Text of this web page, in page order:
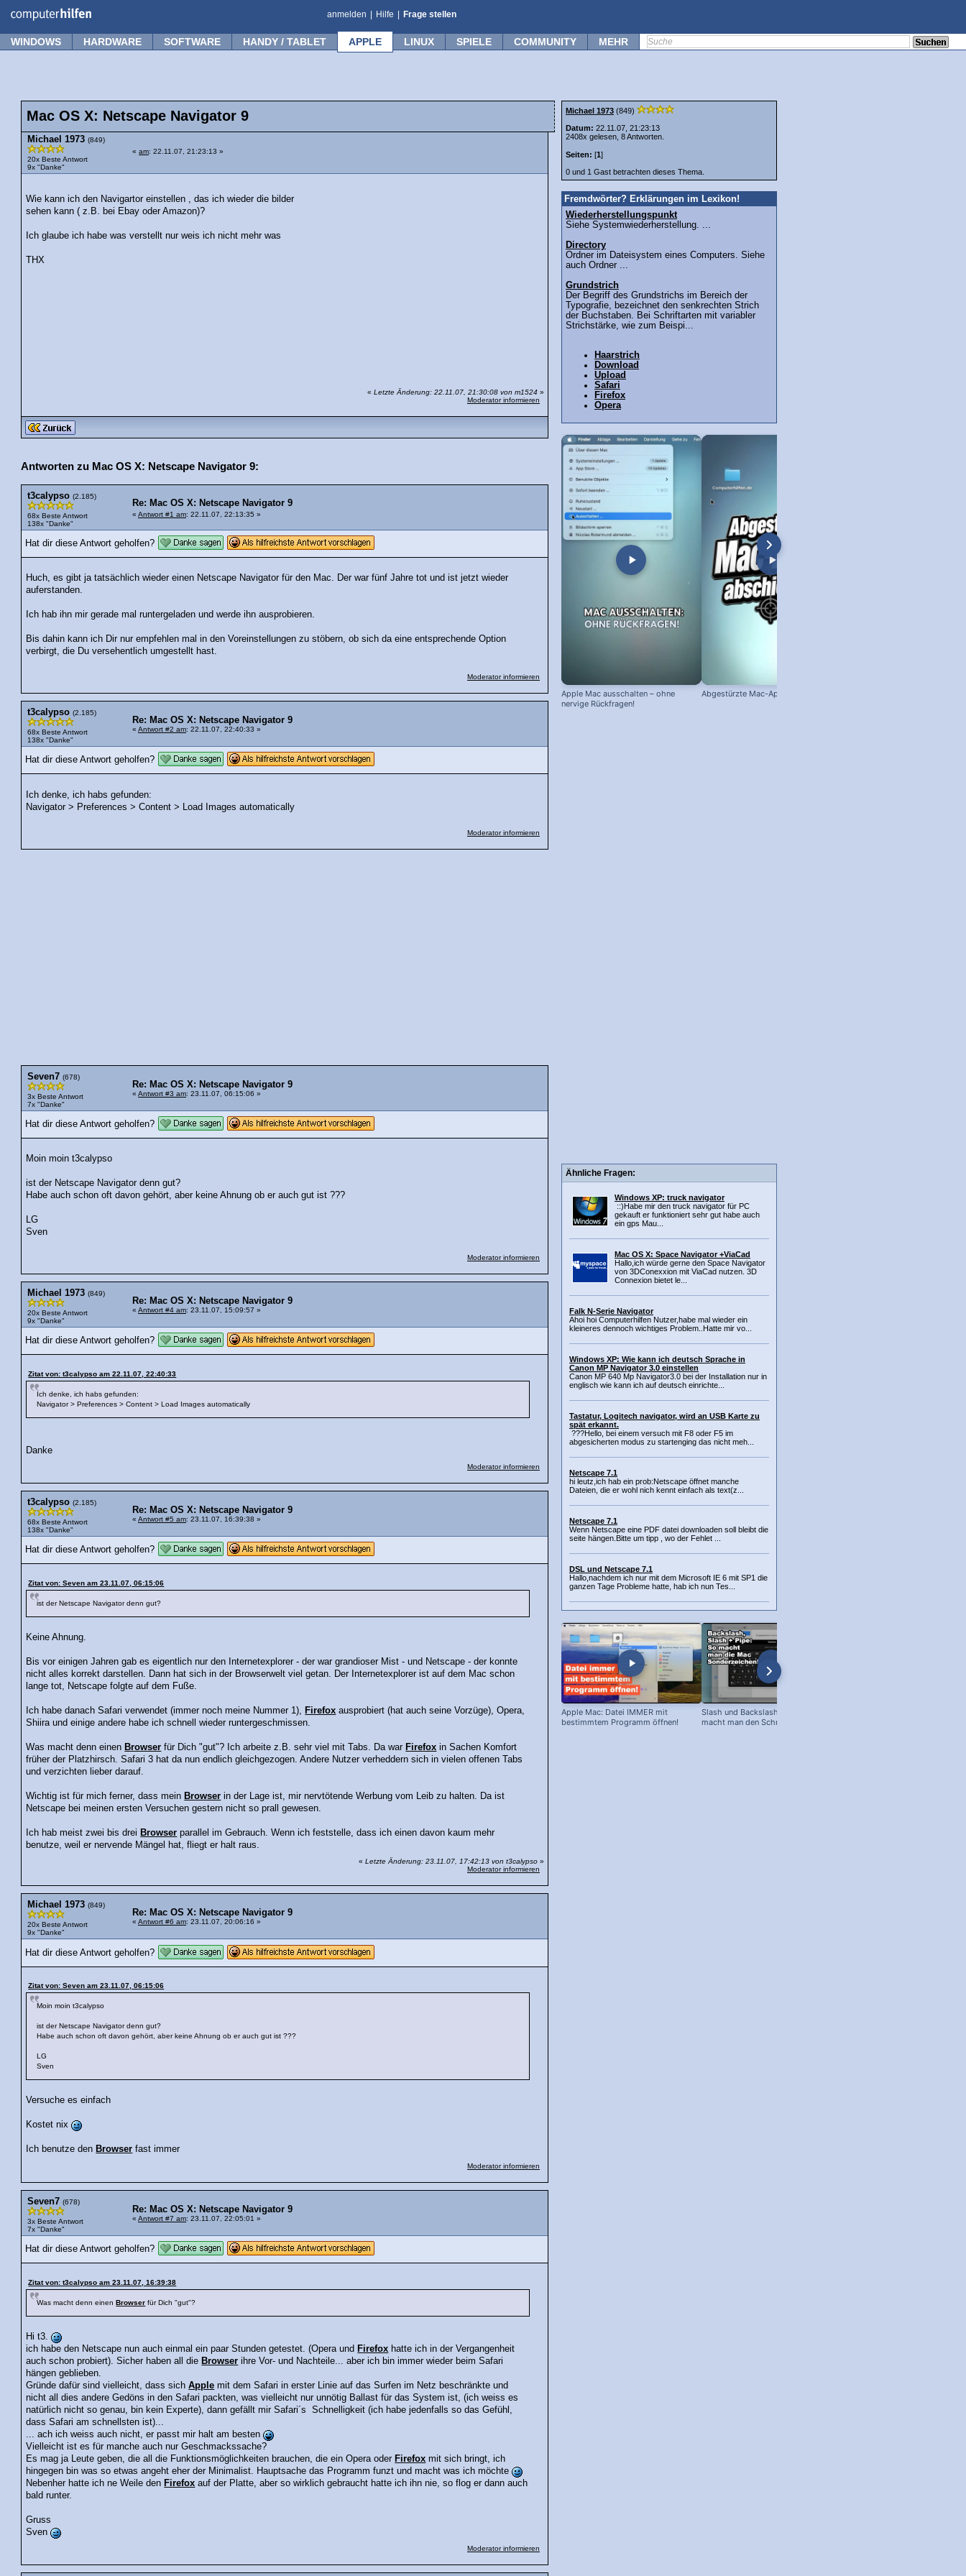
anmelden Hilfe Frage stellen
WINDOWS HARDWARE SOFTWARE HANDY / TABLET APPLE LINUX SPIELE COMMUNITY MEHR
Mac OS X: Netscape Navigator 9
Michael 1973 (849)
20x Beste Antwort
9x "Danke"
« am: 22.11.07, 21:23:13 »
Wie kann ich den Navigartor einstellen , das ich wieder die bilder
sehen kann ( z.B. bei Ebay oder Amazon)?
Ich glaube ich habe was verstellt nur weis ich nicht mehr was
THX
« Letzte Änderung: 22.11.07, 21:30:08 von m1524 »
Moderator informieren
Antworten zu Mac OS X: Netscape Navigator 9:
t3calypso (2.185)
68x Beste Antwort
138x "Danke"
Re: Mac OS X: Netscape Navigator 9
« Antwort #1 am: 22.11.07, 22:13:35 »
Hat dir diese Antwort geholfen?
Huch, es gibt ja tatsächlich wieder einen Netscape Navigator für den Mac. Der war fünf Jahre tot und ist jetzt wieder
auferstanden.
Ich hab ihn mir gerade mal runtergeladen und werde ihn ausprobieren.
Bis dahin kann ich Dir nur empfehlen mal in den Voreinstellungen zu stöbern, ob sich da eine entsprechende Option
verbirgt, die Du versehentlich umgestellt hast.
Moderator informieren
t3calypso (2.185)
68x Beste Antwort
138x "Danke"
Re: Mac OS X: Netscape Navigator 9
« Antwort #2 am: 22.11.07, 22:40:33 »
Hat dir diese Antwort geholfen?
Ich denke, ich habs gefunden:
Navigator > Preferences > Content > Load Images automatically
Moderator informieren
Seven7 (678)
3x Beste Antwort
7x "Danke"
Re: Mac OS X: Netscape Navigator 9
« Antwort #3 am: 23.11.07, 06:15:06 »
Hat dir diese Antwort geholfen?
Moin moin t3calypso
ist der Netscape Navigator denn gut?
Habe auch schon oft davon gehört, aber keine Ahnung ob er auch gut ist ???
LG
Sven
Moderator informieren
Michael 1973 (849)
20x Beste Antwort
9x "Danke"
Re: Mac OS X: Netscape Navigator 9
« Antwort #4 am: 23.11.07, 15:09:57 »
Hat dir diese Antwort geholfen?
Zitat von: t3calypso am 22.11.07, 22:40:33
Ich denke, ich habs gefunden:
Navigator > Preferences > Content > Load Images automatically
Danke
Moderator informieren
t3calypso (2.185)
68x Beste Antwort
138x "Danke"
Re: Mac OS X: Netscape Navigator 9
« Antwort #5 am: 23.11.07, 16:39:38 »
Hat dir diese Antwort geholfen?
Zitat von: Seven am 23.11.07, 06:15:06
ist der Netscape Navigator denn gut?
Keine Ahnung.
Bis vor einigen Jahren gab es eigentlich nur den Internetexplorer - der war grandioser Mist - und Netscape - der konnte
nicht alles korrekt darstellen. Dann hat sich in der Browserwelt viel getan. Der Internetexplorer ist auf dem Mac schon
lange tot, Netscape folgte auf dem Fuße.
Ich habe danach Safari verwendet (immer noch meine Nummer 1), Firefox ausprobiert (hat auch seine Vorzüge), Opera,
Shiira und einige andere habe ich schnell wieder runtergeschmissen.
Was macht denn einen Browser für Dich "gut"? Ich arbeite z.B. sehr viel mit Tabs. Da war Firefox in Sachen Komfort
früher der Platzhirsch. Safari 3 hat da nun endlich gleichgezogen. Andere Nutzer verheddern sich in vielen offenen Tabs
und verzichten lieber darauf.
Wichtig ist für mich ferner, dass mein Browser in der Lage ist, mir nervtötende Werbung vom Leib zu halten. Da ist
Netscape bei meinen ersten Versuchen gestern nicht so prall gewesen.
Ich hab meist zwei bis drei Browser parallel im Gebrauch. Wenn ich feststelle, dass ich einen davon kaum mehr
benutze, weil er nervende Mängel hat, fliegt er halt raus.
« Letzte Änderung: 23.11.07, 17:42:13 von t3calypso »
Moderator informieren
Michael 1973 (849)
20x Beste Antwort
9x "Danke"
Re: Mac OS X: Netscape Navigator 9
« Antwort #6 am: 23.11.07, 20:06:16 »
Hat dir diese Antwort geholfen?
Zitat von: Seven am 23.11.07, 06:15:06
Moin moin t3calypso
ist der Netscape Navigator denn gut?
Habe auch schon oft davon gehört, aber keine Ahnung ob er auch gut ist ???
LG
Sven
Versuche es einfach
Kostet nix
Ich benutze den Browser fast immer
Moderator informieren
Seven7 (678)
3x Beste Antwort
7x "Danke"
Re: Mac OS X: Netscape Navigator 9
« Antwort #7 am: 23.11.07, 22:05:01 »
Hat dir diese Antwort geholfen?
Zitat von: t3calypso am 23.11.07, 16:39:38
Was macht denn einenBrowser für Dich "gut"?
Hi t3.
ich habe den Netscape nun auch einmal ein paar Stunden getestet. (Opera und Firefox hatte ich in der Vergangenheit
auch schon probiert). Sicher haben all die Browser ihre Vor- und Nachteile... aber ich bin immer wieder beim Safari
hängen geblieben.
Gründe dafür sind vielleicht, dass sichApple mit dem Safari in erster Linie auf das Surfen im Netz beschränkte und
nicht all dies andere Gedöns in den Safari packten, was vielleicht nur unnötig Ballast für das System ist, (ich weiss es
natürlich nicht so genau, bin kein Experte), dann gefällt mir Safari´s Schnelligkeit (ich habe jedenfalls so das Gefühl,
dass Safari am schnellsten ist)...
... ach ich weiss auch nicht, er passt mir halt am besten
Vielleicht ist es für manche auch nur Geschmackssache?
Es mag ja Leute geben, die all die Funktionsmöglichkeiten brauchen, die ein Opera oder Firefox mit sich bringt, ich
hingegen bin was so etwas angeht eher der Minimalist. Hauptsache das Programm funzt und macht was ich möchte
Nebenher hatte ich ne Weile den Firefox auf der Platte, aber so wirklich gebraucht hatte ich ihn nie, so flog er dann auch
bald runter.
Gruss
Sven
Moderator informieren
Michael 1973 (849)
Datum: 22.11.07, 21:23:13
2408x gelesen, 8 Antworten.
Seiten: [1]
0 und 1 Gast betrachten dieses Thema.
Fremdwörter? Erklärungen im Lexikon!
Wiederherstellungspunkt
Siehe Systemwiederherstellung. ...
Directory
Ordner im Dateisystem eines Computers. Siehe
auch Ordner ...
Grundstrich
Der Begriff des Grundstrichs im Bereich der
Typografie, bezeichnet den senkrechten Strich
der Buchstaben. Bei Schriftarten mit variabler
Strichstärke, wie zum Beispi...
Haarstrich
Download
Upload
Safari
Firefox
Opera
Apple Mac ausschalten – ohne
nervige Rückfragen!
Abgestürzte Mac-App abschießen!
Ähnliche Fragen:
Windows XP: truck navigator
::)Habe mir den truck navigator für PC
gekauft er funktioniert sehr gut habe auch
ein gps Mau...
Mac OS X: Space Navigator +ViaCad
Hallo,ich würde gerne den Space Navigator
von 3DConexxion mit ViaCad nutzen. 3D
Connexion bietet le...
Falk N-Serie Navigator
Ahoi hoi Computerhilfen Nutzer,habe mal wieder ein
kleineres dennoch wichtiges Problem..Hatte mir vo...
Windows XP: Wie kann ich deutsch Sprache in
Canon MP Navigator 3.0 einstellen
Canon MP 640 Mp Navigator3.0 bei der Installation nur in
englisch wie kann ich auf deutsch einrichte...
Tastatur, Logitech navigator, wird an USB Karte zu
spät erkannt.
???Hello, bei einem versuch mit F8 oder F5 im
abgesicherten modus zu startenging das nicht meh...
Netscape 7.1
hi leutz,ich hab ein prob:Netscape öffnet manche
Dateien, die er wohl nich kennt einfach als text(z...
Netscape 7.1
Wenn Netscape eine PDF datei downloaden soll bleibt die
seite hängen.Bitte um tipp , wo der Fehlet ...
DSL und Netscape 7.1
Hallo,nachdem ich nur mit dem Microsoft IE 6 mit SP1 die
ganzen Tage Probleme hatte, hab ich nun Tes...
Apple Mac: Datei IMMER mit
bestimmtem Programm öffnen!
Slash und Backslash am Mac: So
macht man den Schrägstrich +